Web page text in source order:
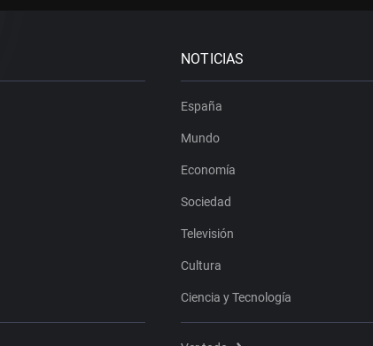
NOTICIAS
España
Mundo
Economía
Sociedad
Televisión
Cultura
Ciencia y Tecnología